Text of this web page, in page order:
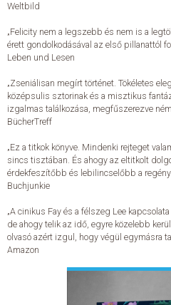
Weltbild
„Felicity nem a legszebb és nem is a
érett gondolkodásával az első pillanattól
Leben und Lesen
„Zseniálisan megírt történet. Tökéletes
középsulis sztorinak és a misztikus
izgalmas találkozása, megfűszerezve
BücherTreff
„Ez a titkok könyve. Mindenki rejteget
sincs tisztában. És ahogy az eltitkolt
érdekfeszítőbb és lebilincselőbb a
Buchjunkie
„A cinikus Fay és a félszeg Lee
de ahogy telik az idő, egyre közelebb
olvasó azért izgul, hogy végül egymásra
Amazon
ÁLTALÁNOS SZERZŐDÉSI FELTÉTELEK
ADATKEZELÉSI ÉS ADATVÉDELMI